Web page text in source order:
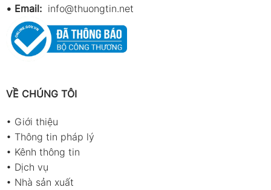
• Email: info@thuongtin.net
VỀ CHÚNG TÔI
• Giới thiệu
• Thông tin pháp lý
• Kênh thông tin
• Dịch vụ
• Nhà sản xuất